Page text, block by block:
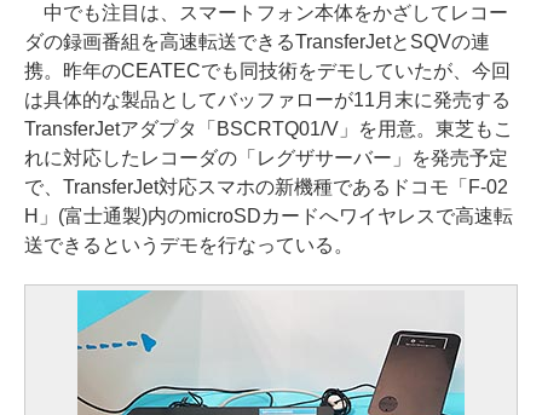
中でも注目は、スマートフォン本体をかざしてレコー
ダの録画番組を高速転送できるTransferJetとSQVの連
携。昨年のCEATECでも同技術をデモしていたが、今回
は具体的な製品としてバッファローが11月末に発売する
TransferJetアダプタ「BSCRTQ01/V」を用意。東芝もこ
れに対応したレコーダの「レグザサーバー」を発売予定
で、TransferJet対応スマホの新機種であるドコモ「F-02
H」(富士通製)内のmicroSDカードへワイヤレスで高速転
送できるというデモを行なっている。